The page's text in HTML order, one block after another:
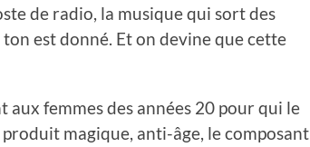
de radio, la musique qui sort des
est donné. Et on devine que cette
femmes des années 20 pour qui le
magique, anti-âge, le composant